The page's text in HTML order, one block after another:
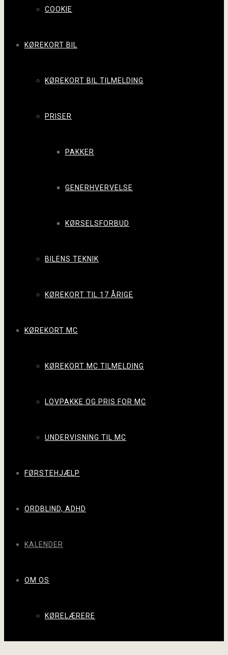
COOKIE
KØREKORT BIL
KØREKORT BIL TILMELDING
PRISER
PAKKER
GENERHVERVELSE
KØRSELSFORBUD
BILENS TEKNIK
KØREKORT TIL 17 ÅRIGE
KØREKORT MC
KØREKORT MC TILMELDING
LOVPAKKE OG PRIS FOR MC
UNDERVISNING TIL MC
FØRSTEHJÆLP
ORDBLIND, ADHD
KALENDER
OM OS
KØRELÆRERE